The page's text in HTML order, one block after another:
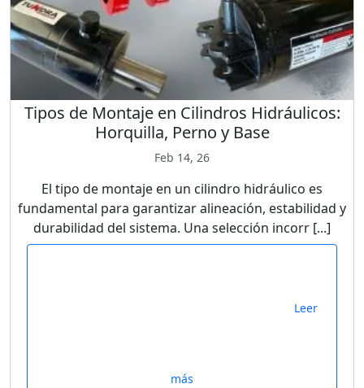
Tipos de Montaje en Cilindros Hidráulicos:
Horquilla, Perno y Base
Feb 14, 26
El tipo de montaje en un cilindro hidráulico es
fundamental para garantizar alineación, estabilidad y
durabilidad del sistema. Una selección incorr [...]
Leer
más